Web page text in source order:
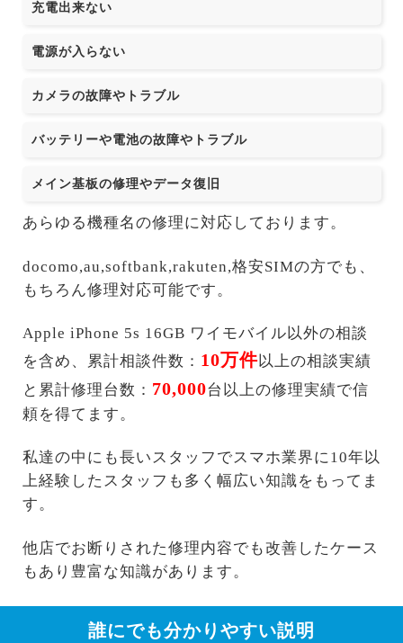
充電出来ない
電源が入らない
カメラの故障やトラブル
バッテリーや電池の故障やトラブル
メイン基板の修理やデータ復旧
あらゆる機種名の修理に対応しております。
docomo,au,softbank,rakuten,格安SIMの方でも、
もちろん修理対応可能です。
Apple iPhone 5s 16GB ワイモバイル以外の相談
を含め、累計相談件数： 10万件以上の相談実績
と累計修理台数： 70,000台以上の修理実績で信
頼を得てます。
私達の中にも長いスタッフでスマホ業界に10年以
上経験したスタッフも多く幅広い知識をもってま
す。
他店でお断りされた修理内容でも改善したケース
もあり豊富な知識があります。
誰にでも分かりやすい説明